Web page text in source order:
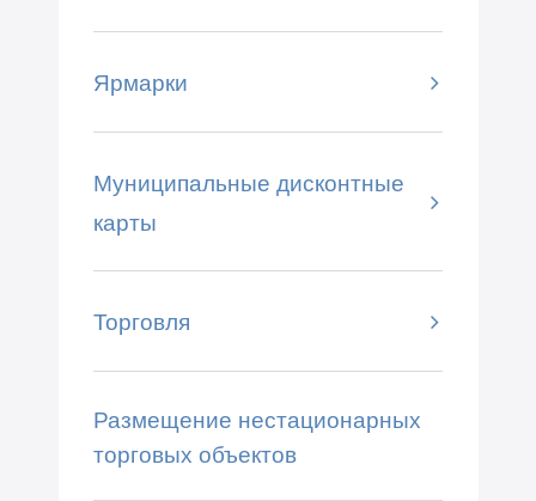
Ярмарки
Муниципальные дисконтные
карты
Торговля
Размещение нестационарных
торговых объектов